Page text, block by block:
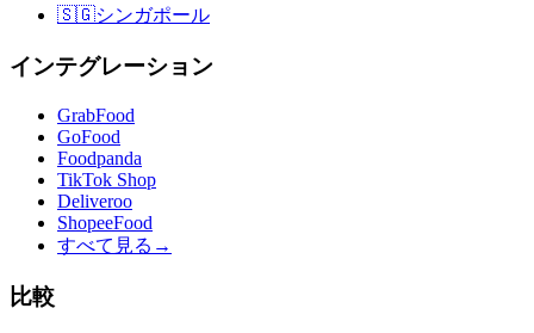
🇸🇬シンガポール
インテグレーション
GrabFood
GoFood
Foodpanda
TikTok Shop
Deliveroo
ShopeeFood
すべて見る →
比較